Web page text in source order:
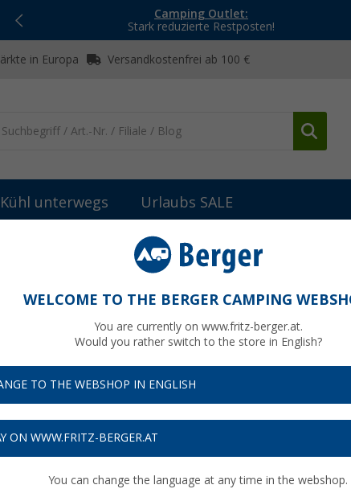
Camping Outlet:
Stark reduzierte Restposten!
in Europa Versandkostenfrei ab 100 €
Kühl unterwegs Urlaubs SALE
(23)
Grillvergnügen in der Natur - Holzkohlegriller bringen dir
BBQ-Feeling unter freiem Himmel. Jetzt mehr über unsere
WELCOME TO THE BERGER CAMPING
You are currently on www.fritz-berger.at.
Would you rather switch to the store in English?
TO THE WEBSHOP IN ENGLISH
ON WWW.FRITZ-BERGER.AT
You can change the language at any time in the webshop.